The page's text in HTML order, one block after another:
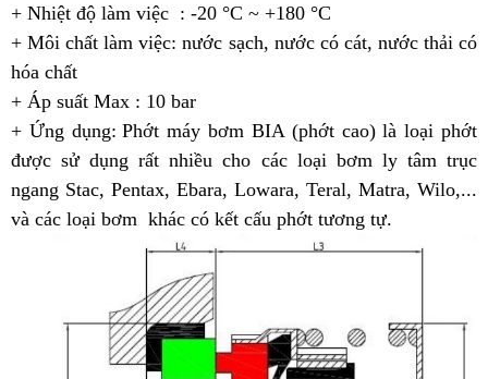
+ Nhiệt độ làm việc : -20 °C ~ +180 °C
+ Môi chất làm việc: nước sạch, nước có cát, nước thải có
hóa chất
+ Áp suất Max : 10 bar
+ Ứng dụng: Phớt máy bơm BIA (phớt cao) là loại phớt
được sử dụng rất nhiều cho các loại bơm ly tâm trục
ngang Stac, Pentax, Ebara, Lowara, Teral, Matra, Wilo,...
và các loại bơm khác có kết cấu phớt tương tự.